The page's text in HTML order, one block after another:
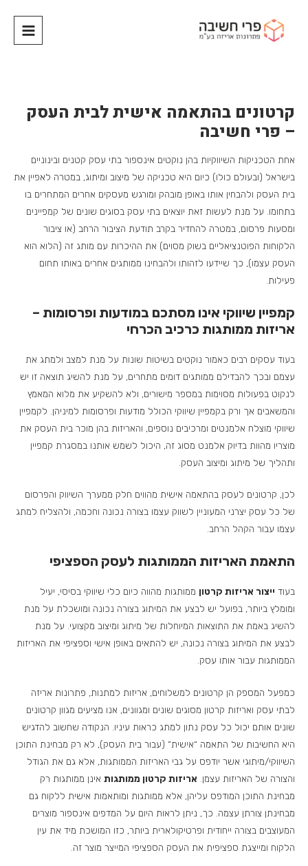
קרטונים בהתאמה אישית לבית העסק
– פרי חשיבה
אחת הטכניקות השיווקיות בהן נוקטים אינספור בתי עסק קטנים ובינוניים
בישראל (ובעולם כולו) כיום היא טכניקה של מיצוב ומיתוג, במטרה לאפיין את
בית העסק ולהבחין אותו באופן מובהק ומורגש מעסקים אחרים המתחרים בו
בתחומו. על מנת לעשות זאת יוצאים בתי עסק בסוגים שונים של קמפיינים
ומסעות פרסום, במטרה להחדיר בקרב תודעת הציבור הרחב (או ציבור
הלקוחות הפוטנציאליים בשוק מסוים) את ההיכרות עם מותג זה (הלוא הוא
העסק עצמו), כך שיידעו לזהותו ולהבחינו ממותגים אחרים באותו תחום
פעילות.
קמפיין שיווקי אינו מסתכם במודעות ופרסומות –
אריזות ממותגות כרכיב הכרחי
בעוד עסקים רבים כאמור נוקטים בשיטות שונות על מנת למצב ולמתג את
עצמם ובכך להבדילם ממותגים דומים מתחרים, על מנת להשיג תוצאה זו יש
לנקוט בפעולות מסוימות במספר מישורים, ולא להשקיע את מלוא המאמץ
והמשאבים אך ורק בקמפיין שיווקי הכולל מודעות ופרסומות למיניהן. לקמפיין
שיווקי מוצלח אלמנטים ומרכיבים נוספים, והאריזות בהן מוכר בית העסק את
מוצריו מהוות בדיוק אלמנט מסוג זה, היכול לשמש אותנו במסגרת קמפיין
ותהליך של מיתוג ומיצוב העסק.
לכן, קרטונים לעסק בהתאמה אישית מהווים חלק ממערך השיווק והפרסום
של כל עסק יצרני המעוניין לשווק עצמו בצורה נכונה וחכמה, ולהצליח למתג
עצמו עבור הקהל הרחב.
התאמת האריזות הממותגות לעסק הספציפי
בעוד ייצור אריזות קרטון ממותגות מהווה כיום כלי שיווקי בסיסי, יעיל
ומומלץ ביותר, בפועל יש לבצע את המיתוג בצורה נכונה ומושכלת על מנת
להשיג באמת את התוצאות המיוחלות של מיתוג ומיצוב מקצועי. על מנת
לבצע את המיתוג בצורה נכונה, יש להתאים באופן אישי וספציפי את האריזות
הממותגות עבור אותו עסק.
כמפעל המספק הן קרטונים למשלוחים, אריזות למתנות, פתרונות אריזה
לבתי עסק ואריזות קרטון מסוגים שונים ומגוונים, אנו מציעים מגוון קרטונים
שונים אותם יכול כל עסק נתון למתג כראות עיניו. הנקודה שחשוב להדגיש
היא החשיבות של התאמה “אישית” (עבור בית העסק), לא רק מבחינת התוכן
השיווקי/מיתוגי אשר יודפס על גבי האריזות הממותגות, אלא גם את הגודל
והצורה של האריזות עצמן. אריזות קרטון ממותגות אינן ממותגות רק
מבחינת התוכן המודפס עליהן, אלא ממותגות ומותאמות אישית ללקוח גם
מבחינתן צורתן עצמה. כך, ניתן לראות היום על המדפים אינספור מוצרים
המעוצבים בצורה ייחודית ופרטיקולארית ביותר, כזו המושכת מיד את עין
הלקוח ומייצגת ספציפית את העסק הספציפי המייצר מוצר זה.